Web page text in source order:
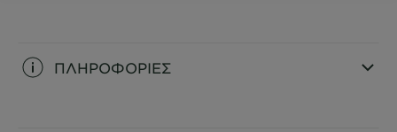
ΠΛΗΡΟΦΟΡΙΕΣ